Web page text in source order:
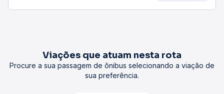
Viações que atuam nesta rota
Procure a sua passagem de ônibus selecionando a viação de
sua preferência.